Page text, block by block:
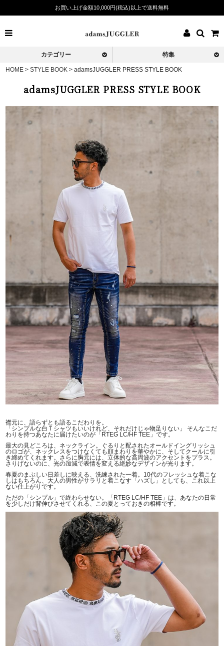
お買い上げ金額10,000円(税込)以上で送料無料
カテゴリー 特集
HOME >STYLE BOOK >adamsJUGGLER PRESS STYLE BOOK
adamsJUGGLER PRESS STYLE BOOK
襟元に、語らずとも語るこだわりを。
「シンプルな白Ｔシャツもいいけれど、それだけじゃ物足りない」 そんなこだ
わりを持つあなたに届けたいのが「RTEG LC/HF TEE」です。
最大の見どころは、ネックライン。ぐるりと配されたオールドイングリッシュ
のロゴが、ネックレスをつけなくても顔まわりを華やかに、そしてクールに引
き締めてくれます。さらに胸元には、立体的な高周波のアクセントをプラス。
さりげないのに、光の加減で表情を変える絶妙なデザインが光ります。
春夏のまぶしい日差しに映える、洗練された一着。10代のフレッシュな着こな
しはもちろん、大人の男性がサラリと着こなす「ハズし」としても、これ以上
ない仕上がりです。
ただの「シンプル」で終わらせない。「RTEG LC/HF TEE」は、あなたの日常
を少しだけ背伸びさせてくれる、この夏とっておきの相棒です。